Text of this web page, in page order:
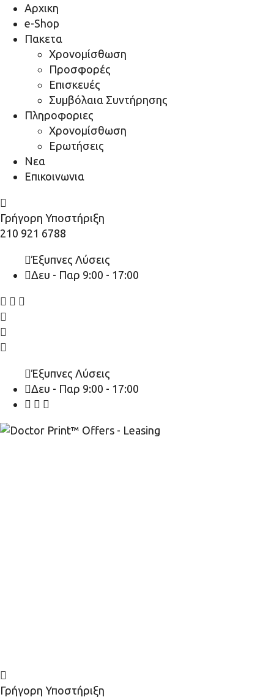
Αρχικη
e-Shop
Πακετα
Χρονομίσθωση
Προσφορές
Επισκευές
Συμβόλαια Συντήρησης
Πληροφοριες
Χρονομίσθωση
Ερωτήσεις
Νεα
Επικοινωνια
Γρήγορη Υποστήριξη
210 921 6788
Έξυπνες Λύσεις
Δευ - Παρ 9:00 - 17:00
Έξυπνες Λύσεις
Δευ - Παρ 9:00 - 17:00
Γρήγορη Υποστήριξη